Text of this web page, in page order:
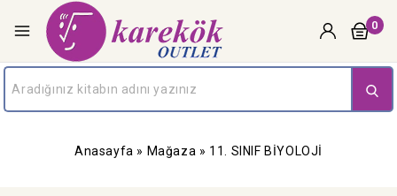
0
Anasayfa » Mağaza » 11. SINIF BİYOLOJİ